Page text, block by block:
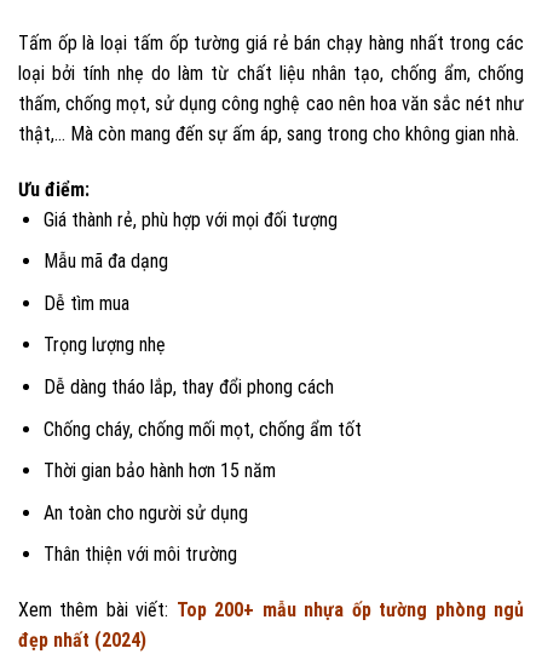
Tấm ốp là loại tấm ốp tường giá rẻ bán chạy hàng nhất trong các
loại bởi tính nhẹ do làm từ chất liệu nhân tạo, chống ẩm, chống
thấm, chống mọt, sử dụng công nghệ cao nên hoa văn sắc nét như
thật,… Mà còn mang đến sự ấm áp, sang trong cho không gian nhà.
Ưu điểm:
Giá thành rẻ, phù hợp với mọi đối tượng
Mẫu mã đa dạng
Dễ tìm mua
Trọng lượng nhẹ
Dễ dàng tháo lắp, thay đổi phong cách
Chống cháy, chống mối mọt, chống ẩm tốt
Thời gian bảo hành hơn 15 năm
An toàn cho người sử dụng
Thân thiện với môi trường
Xem thêm bài viết: Top 200+ mẫu nhựa ốp tường phòng ngủ
đẹp nhất (2024)